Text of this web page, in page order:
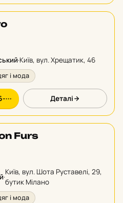
·Київ, вул. Хрещатик, 46
і мода
Деталі
Furs
·
Київ, вул. Шота Руставелі, 29,
бутик Мілано
і мода